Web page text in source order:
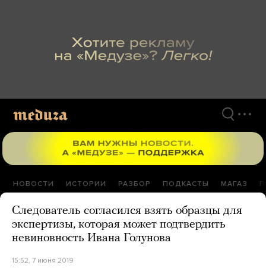
НОВОСТИ ИСТОРИИ РАЗБОР ПОДКАСТЫ МАГАЗ
Следователь согласился взять образцы для
экспертизы, которая может подтвердить
невиновность Ивана Голунова
15:52, 7 июня 2019